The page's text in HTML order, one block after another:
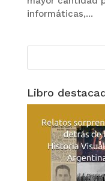
informáticas,...
Libro